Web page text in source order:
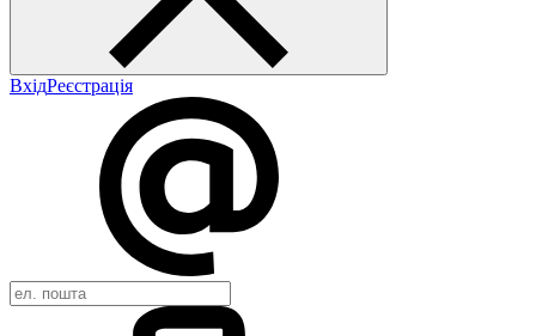
ВхідРеєстрація